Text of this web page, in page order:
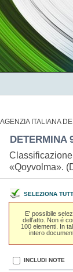
AGENZIA ITALIANA
DETERMINA
«Qoyvolma».
SELEZIONA
E' possibile
dell'atto. Non é
100 elementi. In
intero
INCLUDI NOTE